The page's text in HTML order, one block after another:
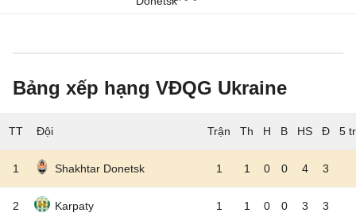
Bảng xếp hạng VĐQG Ukraine
TT Đội 5
1 Shakhtar Donetsk 1 1 0 0 4 3
2 Karpaty 1 1 0 0 3 3